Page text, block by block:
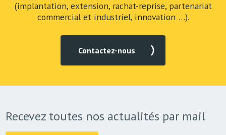
(implantation, extension, rachat-reprise, partenariat
commercial et industriel, innovation …).
Contactez-nous
Recevez toutes nos actualités par mail